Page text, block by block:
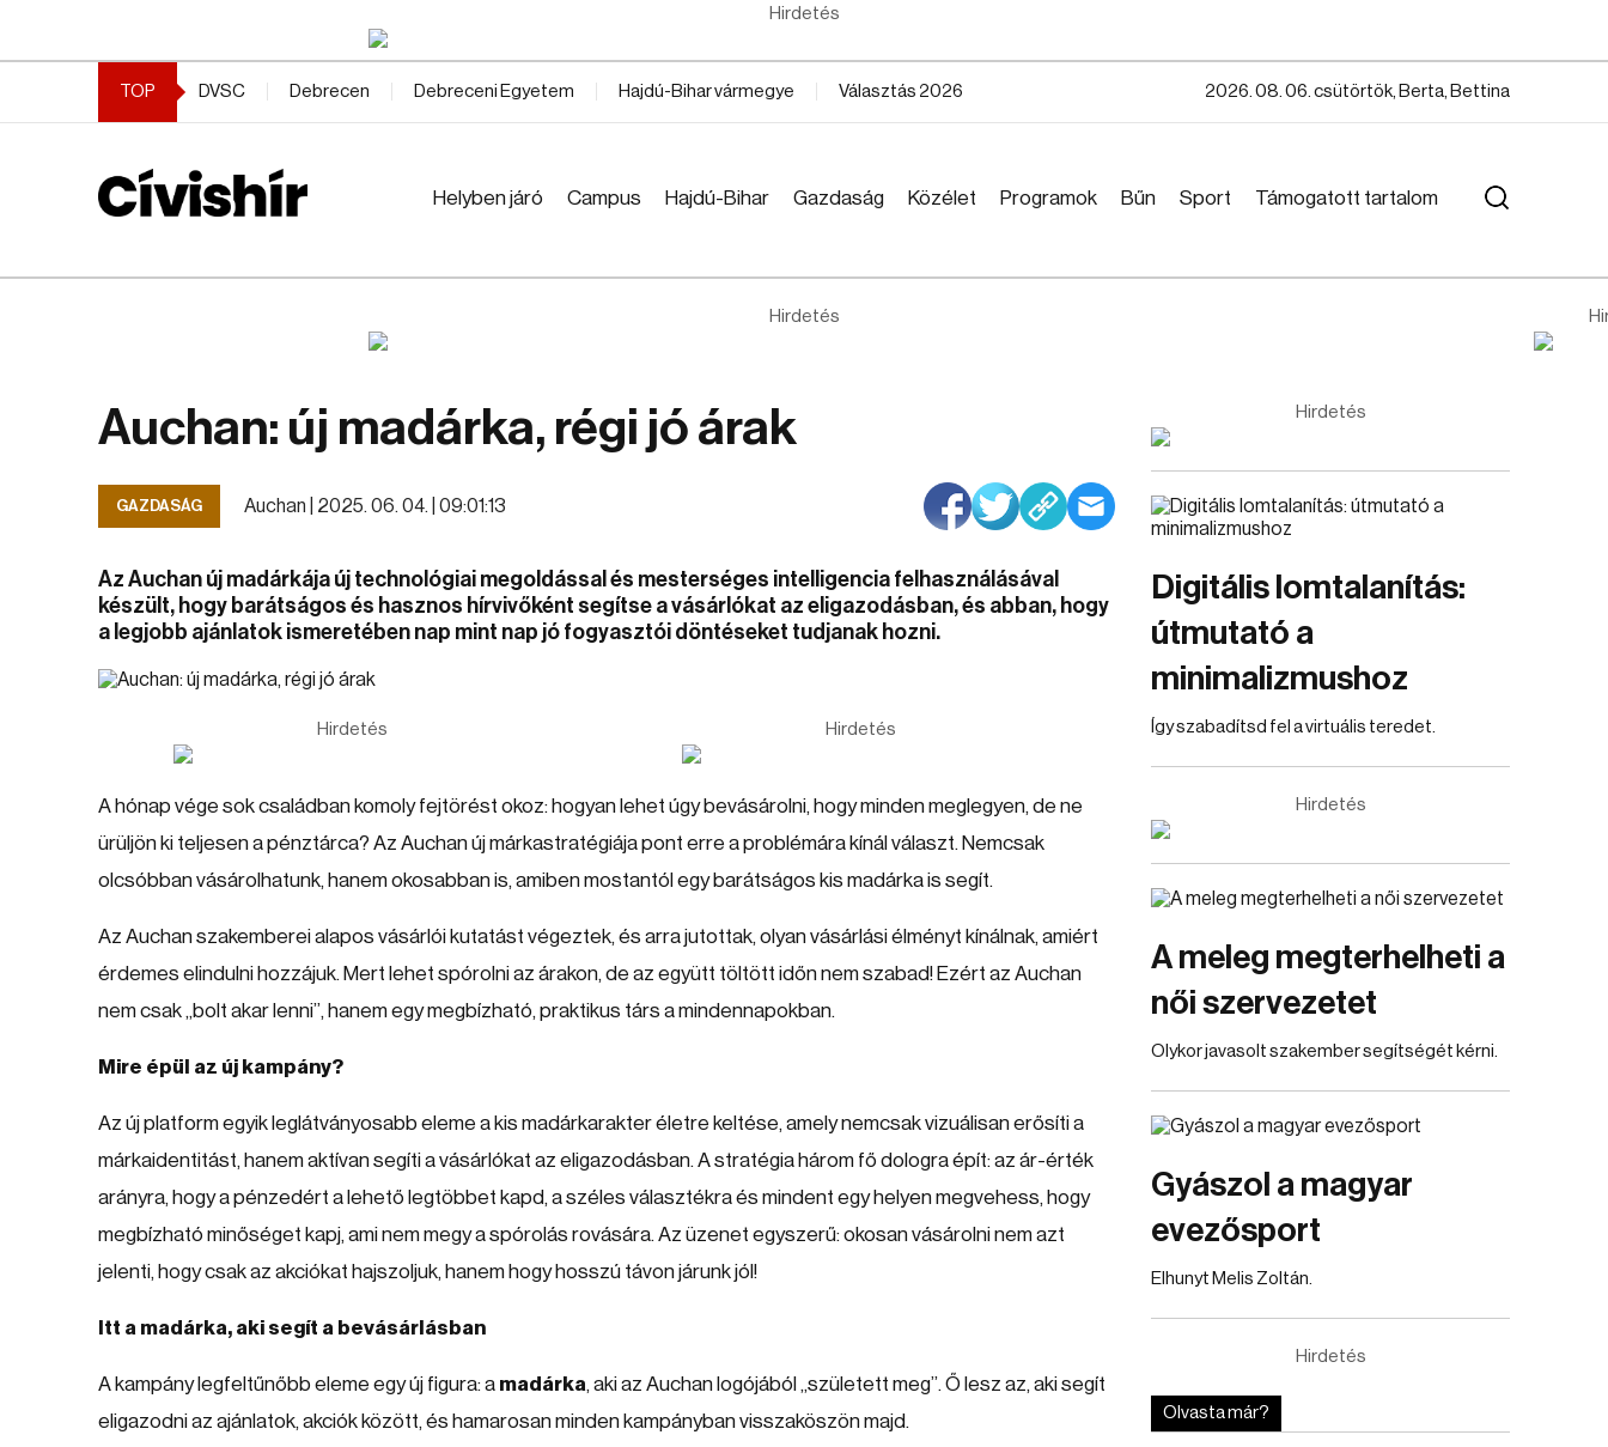
Hirdetés
TOP DVSC Debrecen Debreceni Egyetem Hajdú-Bihar vármegye Választás 2026 2026. 08. 06. csütörtök, Berta, Bettina
Helyben járó Campus Hajdú-Bihar Gazdaság Közélet Programok Bűn Sport Támogatott tartalom
Hirdetés
Auchan: új madárka, régi jó árak
GAZDASÁG Auchan | 2025. 06. 04. | 09:01:13
Az Auchan új madárkája új technológiai megoldással és mesterséges intelligencia felhasználásával
készült, hogy barátságos és hasznos hírvivőként segítse a vásárlókat az eligazodásban, és abban, hogy
a legjobb ajánlatok ismeretében nap mint nap jó fogyasztói döntéseket tudjanak hozni.
Hirdetés Hirdetés
A hónap vége sok családban komoly fejtörést okoz: hogyan lehet úgy bevásárolni, hogy minden meglegyen, de ne
ürüljön ki teljesen a pénztárca? Az Auchan új márkastratégiája pont erre a problémára kínál választ. Nemcsak
olcsóbban vásárolhatunk, hanem okosabban is, amiben mostantól egy barátságos kis madárka is segít.
Az Auchan szakemberei alapos vásárlói kutatást végeztek, és arra jutottak, olyan vásárlási élményt kínálnak, amiért
érdemes elindulni hozzájuk. Mert lehet spórolni az árakon, de az együtt töltött időn nem szabad! Ezért az Auchan
nem csak „bolt akar lenni”, hanem egy megbízható, praktikus társ a mindennapokban.
Mire épül az új kampány?
Az új platform egyik leglátványosabb eleme a kis madárkarakter életre keltése, amely nemcsak vizuálisan erősíti a
márkaidentitást, hanem aktívan segíti a vásárlókat az eligazodásban. A stratégia három fő dologra épít: az ár-érték
arányra, hogy a pénzedért a lehető legtöbbet kapd, a széles választékra és mindent egy helyen megvehess, hogy
megbízható minőséget kapj, ami nem megy a spórolás rovására. Az üzenet egyszerű: okosan vásárolni nem azt
jelenti, hogy csak az akciókat hajszoljuk, hanem hogy hosszú távon járunk jól!
Itt a madárka, aki segít a bevásárlásban
A kampány legfeltűnőbb eleme egy új figura: a madárka, aki az Auchan logójából „született meg”. Ő lesz az, aki segít
eligazodni az ajánlatok, akciók között, és hamarosan minden kampányban visszaköszön majd.
Hirdetés
Digitális lomtalanítás:
útmutató a
minimalizmushoz
Így szabadítsd fel a virtuális teredet.
Hirdetés
A meleg megterhelheti a
női szervezetet
Olykor javasolt szakember segítségét kérni.
Gyászol a magyar
evezősport
Elhunyt Melis Zoltán.
Hirdetés
Olvasta már?